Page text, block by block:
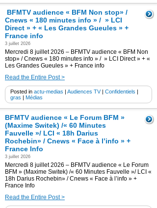
BFMTV audience « BFM Non stop» /
Cnews « 180 minutes info » / » LCI
Direct » + « Les Grandes Gueules » +
France info
3 juillet 2026
Mercredi 8 juillet 2026 – BFMTV audience « BFM Non
stop» / Cnews « 180 minutes info » / » LCI Direct » + «
Les Grandes Gueules » + France info
Read the Entire Post >
Posted in actu-medias | Audiences TV| Confidentiels |
gras | Médias
BFMTV audience « Le Forum BFM »
(Maxime Switek) /« 60 Minutes
Fauvelle »/ LCI « 18h Darius
Rochebin» / Cnews « Face à l’info » +
France Info
3 juillet 2026
Mercredi 8 juillet 2026 – BFMTV audience « Le Forum
BFM » (Maxime Switek) /« 60 Minutes Fauvelle »/ LCI «
18h Darius Rochebin» / Cnews « Face à l’info » +
France Info
Read the Entire Post >